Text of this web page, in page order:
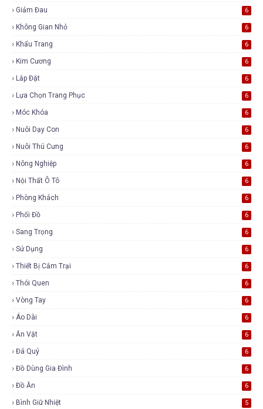
Giảm Đau 6
Không Gian Nhỏ 6
Khẩu Trang 6
Kim Cương 6
Lắp Đặt 6
Lựa Chọn Trang Phục 6
Móc Khóa 6
Nuôi Dạy Con 6
Nuôi Thú Cưng 6
Nông Nghiệp 6
Nội Thất Ô Tô 6
Phòng Khách 6
Phối Đồ 6
Sang Trọng 6
Sử Dụng 6
Thiết Bị Cắm Trại 6
Thói Quen 6
Vòng Tay 6
Áo Dài 6
Ăn Vặt 6
Đá Quý 6
Đồ Dùng Gia Đình 6
Đồ Ăn 6
Bình Giữ Nhiệt 5